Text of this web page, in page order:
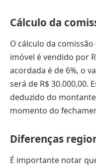
Cálculo da
O cálculo da
imóvel é vendido por
acordada é de 6%, o
será de R$ 30.000,00.
deduzido do
momento do
Diferenças
É importante notar